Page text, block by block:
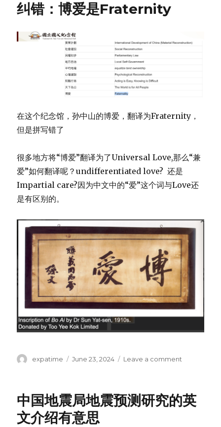
纠错：博爱是Fraternity
在这个纪念馆，孙中山的博爱，翻译为Fraternity，
但是拼写错了
很多地方将“博爱”翻译为了Universal Love,那么“兼
爱”如何翻译呢？undifferentiated love? 还是
Impartial care?因为中文中的“爱”这个词与Love还
是有区别的。
Author
expatime
Posted
June 23, 2024 Leave a comment
爱
中国地震局地震预测研究的英
文介绍有意思